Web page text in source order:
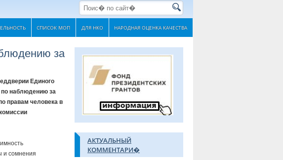
СПИСОК МОП ДЛЯ НКО НАРОДНАЯ ОЦЕНКА КАЧЕСТВА
за
Единого
по наблюдению за
правам человека в
и сомнения
АКТУАЛЬНЫЙ
КОММЕНТАРИ�